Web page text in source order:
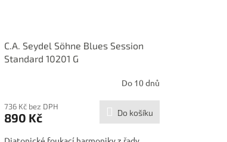
C.A. Seydel Söhne Blues Session
Standard 10201 G
Do 10 dnů
736 Kč bez DPH
890 Kč Do košíku